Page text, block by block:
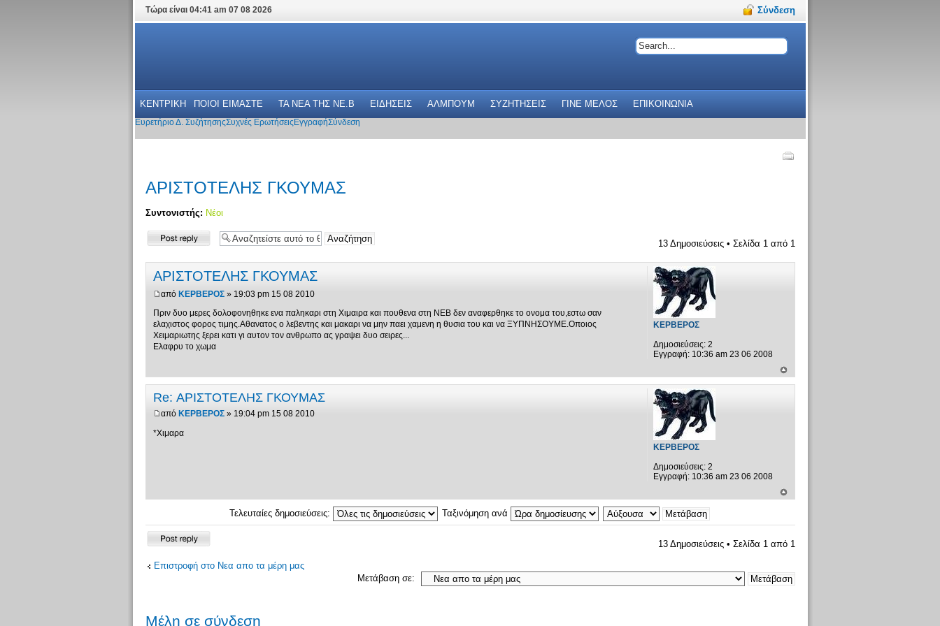
Τώρα είναι 04:41 am 07 08 2026 Σύνδεση
ΚΕΝΤΡΙΚΗ ΠΟΙΟΙ ΕΙΜΑΣΤΕ ΤΑ ΝΕΑ THΣ NE.B ΕΙΔΗΣΕΙΣ ΑΛΜΠΟΥΜ ΣΥΖΗΤΗΣΕΙΣ ΓΙΝΕ ΜΕΛΟΣ ΕΠΙΚΟΙΝΩΝΙΑ
Ευρετήριο Δ. ΣυζήτησηςΣυχνές Ερωτήσεις ΕγγραφήΣύνδεση
ΑΡΙΣΤΟΤΕΛΗΣ ΓΚΟΥΜΑΣ
Συντονιστής: Νέοι
Δημιουργία
απάντησης
13 Δημοσιεύσεις • Σελίδα 1από 1
ΑΡΙΣΤΟΤΕΛΗΣ ΓΚΟΥΜΑΣ
από ΚΕΡΒΕΡΟΣ» 19:03 pm 15 08 2010
Πριν δυο μερες δολοφονηθηκε ενα παληκαρι στη Χιμαιρα και πουθενα στη ΝΕΒ δεν αναφερθηκε το ονομα του,εστω σαν
ελαχιστος φορος τιμης.Αθανατος ο λεβεντης και μακαρι να μην παει χαμενη η θυσια του και να ΞΥΠΝΗΣΟΥΜΕ.Οποιος
Χειμαριωτης ξερει κατι γι αυτον τον ανθρωπο ας γραψει δυο σειρες...
Ελαφρυ το χωμα
ΚΕΡΒΕΡΟΣ
Δημοσιεύσεις:2
Εγγραφή:10:36 am 23 06 2008
Re: ΑΡΙΣΤΟΤΕΛΗΣ ΓΚΟΥΜΑΣ
από ΚΕΡΒΕΡΟΣ» 19:04 pm 15 08 2010
*Χιμαρα
ΚΕΡΒΕΡΟΣ
Δημοσιεύσεις:2
Εγγραφή:10:36 am 23 06 2008
Τελευταίες δημοσιεύσεις: Ταξινόμηση ανά
Δημιουργία
απάντησης
13 Δημοσιεύσεις • Σελίδα 1από 1
Επιστροφή στο Νεα απο τα μέρη μας
Μετάβαση σε:
Μέλη σε σύνδεση